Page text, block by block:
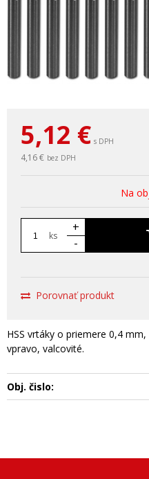
5,12 € s DPH
4,16 € bez DPH
Na
ks
+
-
Porovnať produkt
HSS vrtáky o priemere 0,4
vpravo, valcovité.
Obj. čislo: